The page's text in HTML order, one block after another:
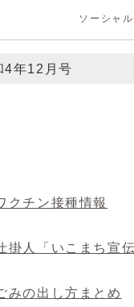
ソーシャ
4年12月号
クチン接種情報
人「いこまち宣伝
みの出し方まとめ